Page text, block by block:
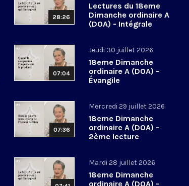
28:26
Lectures du 18eme
Dimanche ordinaire A
(DOA) - Intégrale
07:04
Jeudi 30 juillet 2026
18eme Dimanche
ordinaire A (DOA) -
Évangile
07:36
Mercredi 29 juillet 2026
18eme Dimanche
ordinaire A (DOA) -
2ème lecture
Mardi 28 juillet 2026
18eme Dimanche
ordinaire A (DOA) -